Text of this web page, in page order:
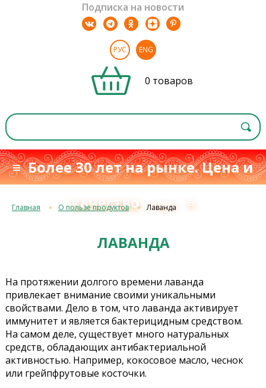
Подписка на новости
РУС ENG
0 товаров
≡ Более 30 лет на рынке. Цена и
качество
с 1993 г. ≡
Главная О пользе продуктов Лаванда
ЛАВАНДА
На протяжении долгого времени лаванда
привлекает внимание своими уникальными
свойствами. Дело в том, что лаванда активирует
иммунитет и является бактерицидным средством.
На самом деле, существует много натуральных
средств, обладающих антибактериальной
активностью. Например, кокосовое масло, чеснок
или грейпфрутовые косточки.